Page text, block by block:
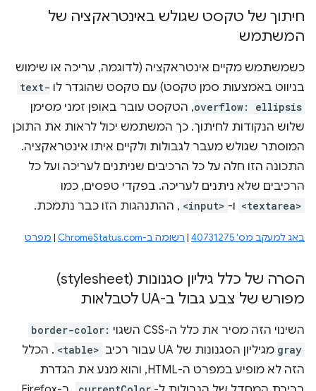
חיתוך של טקסט שגולש באינטראקציה של
המשתמש
כשמשתמש מקיים אינטראקציה (לדוגמה, עריכה או שימוש
בניווט באמצעות סמן טקסט) עם טקסט שהוגדר לו text-
overflow: ellipsis, הטקסט עובר באופן זמני מסימן
שלוש הנקודות לחיתוך. כך המשתמש יכול לראות את התוכן
המוסתר שגולש מעבר לגבולות ולקיים איתו אינטראקציה.
התכונה הזו חלה על כל הרכיבים שניתנים לעריכה ועל כל
הרכיבים שלא ניתנים לעריכה. בפקדי טפסים, כמו
<textarea> ו- <input> , ההתנהגות הזו כבר נתמכת.
באג למעקב מס' 40731275 | רשומה ב-ChromeStatus.com | מפרט
הסרה של כלל גיליון סגנונות (stylesheet)
מפורש של צבע גבול ב-UA לטבלאות
השינוי הזה מסיר את כלל ה-CSS השגוי
border-color:
gray מגיליון הסגנונות של UA עבור רכיב <table> . הכלל
הזה לא מופיע במפרט ה-HTML, והוא מנע את הגדרת